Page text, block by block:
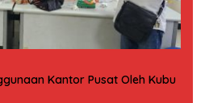
Kantor Pusat Oleh Kubu